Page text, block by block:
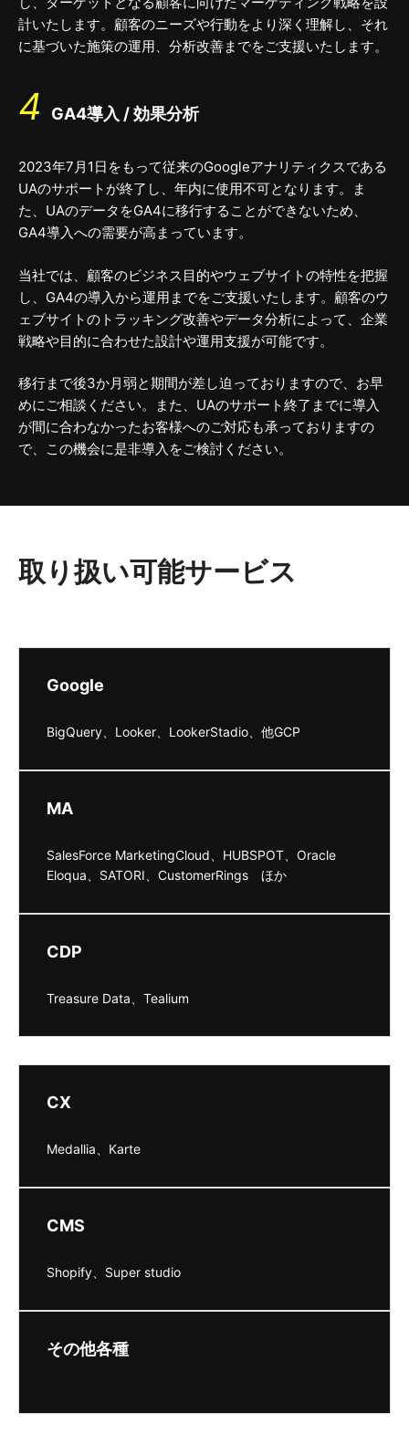
計いたします。顧客のニーズや行動をより深く理解し、それ
に基づいた施策の運用、分析改善までをご支援いたします。
4 GA4導入 / 効果分析
2023年7月1日をもって従来のGoogleアナリティクスである
UAのサポートが終了し、年内に使用不可となります。ま
た、UAのデータをGA4に移行することができないため、
GA4導入への需要が高まっています。
当社では、顧客のビジネス目的やウェブサイトの特性を把握
し、GA4の導入から運用までをご支援いたします。顧客のウ
ェブサイトのトラッキング改善やデータ分析によって、企業
戦略や目的に合わせた設計や運用支援が可能です。
移行まで後3か月弱と期間が差し迫っておりますので、お早
めにご相談ください。また、UAのサポート終了までに導入
が間に合わなかったお客様へのご対応も承っておりますの
で、この機会に是非導入をご検討ください。
取り扱い可能サービス
Google
BigQuery、Looker、LookerStadio、他GCP
MA
SalesForce MarketingCloud、HUBSPOT、Oracle
Eloqua、SATORI、CustomerRings ほか
CDP
Treasure Data、Tealium
CX
Medallia、Karte
CMS
Shopify、Super studio
その他各種